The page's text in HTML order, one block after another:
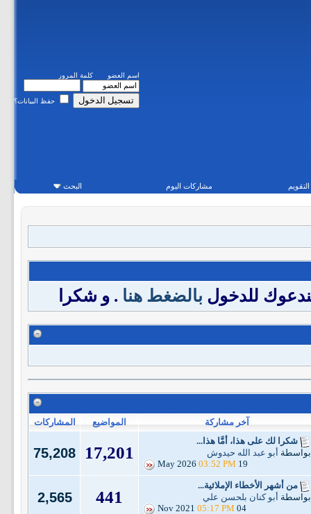
اسم العضو كلمة المرور
حفظ البيانات؟
التقويم مشاركات اليوم البحث
للدخول بالضغط هنا . و شكرا
آخر مشاركة المواضيع
المشاركات
شكرا لك على هذا، أمَّا هذا...
بواسطة أبو عبد الله حيدوش
19 May 2026
03:52 PM
17,201
75,208
من أشهر الأخطاء الإملائية...
بواسطة أبو كنان بلحسن علي
04 Nov 2021
05:17 PM
441
2,565